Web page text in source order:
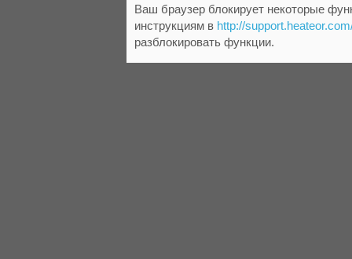
Ваш браузер блокирует некоторые
инструкциям в http://
разблокировать функции.